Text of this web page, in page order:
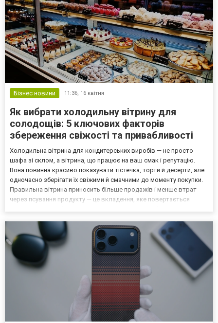
Бізнес новини 11:36, 16 квітня
Як вибрати холодильну вітрину для
солодощів: 5 ключових факторів
збереження свіжості та привабливості
Холодильна вітрина для кондитерських виробів — не просто
шафа зі склом, а вітрина, що працює на ваш смак і репутацію.
Вона повинна красиво показувати тістечка, торти й десерти, але
одночасно зберігати їх свіжими й смачними до моменту покупки.
Правильна вітрина приносить більше продажів і менше втрат
через псування продукту — це вкладення, яке повертається